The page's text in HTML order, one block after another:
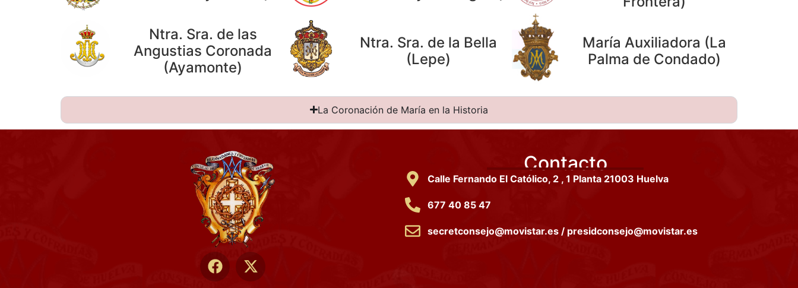
Ntra. Sra. de las
Angustias Coronada
(Ayamonte)
Ntra. Sra. de la Bella
(Lepe)
María Auxiliadora (La
Palma de Condado)
La Coronación de María en la Historia
Contacto
Calle Fernando El Católico, 2 , 1 Planta 21003 Huelva
677 40 85 47
secretconsejo@movistar.es / presidconsejo@movistar.es